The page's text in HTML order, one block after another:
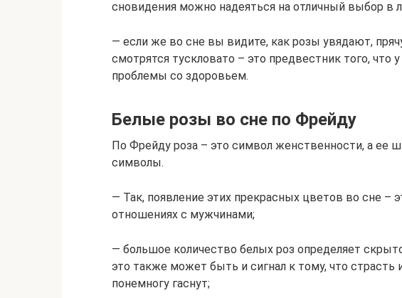
сновидения можно надеяться на отличный выбор в
— если же во сне вы видите, как розы увядают,
смотрятся тускловато – это предвестник того, что
проблемы со здоровьем.
Белые розы во сне по Фрейду
По Фрейду роза – это символ женственности, а ее
символы.
— Так, появление этих прекрасных цветов во сне –
отношениях с мужчинами;
— большое количество белых роз определяет
это также может быть и сигнал к тому, что
понемногу гаснут;